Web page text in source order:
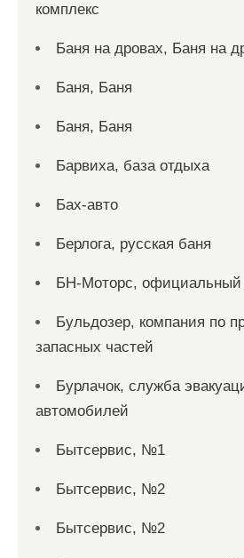
комплекс
Баня на дровах, Баня на
Баня, Баня
Баня, Баня
Барвиха, база отдыха
Бах-авто
Берлога, русская баня
БН-Моторс, официальный
Бульдозер, компания по
запасных частей
Бурлачок, служба
автомобилей
Бытсервис, №1
Бытсервис, №2
Бытсервис, №2